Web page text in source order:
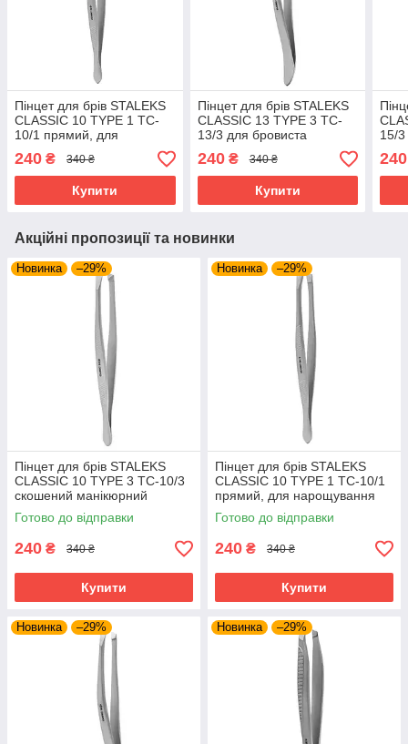
Пінцет для брів STALEKS
CLASSIC 10 TYPE 1 TC-
10/1 прямий, для
нарощування інструмент
Сталекс
240 ₴ 340 ₴
Купити
Пінцет для брів STALEKS
CLASSIC 13 TYPE 3 TC-
13/3 для бровиста
скошений для
нарощування
240₴ 340 ₴
Купити
15/
240
Акційні пропозиції та новинки
Новинка –29%
Пінцет для брів STALEKS
CLASSIC 10 TYPE 3 TC-10/3
скошений манікюрний
інструмент Сталекс для
бровиста мейкап
Готово до відправки
240 ₴ 340 ₴
Купити
Новинка –29%
Пінцет для брів STALEKS
CLASSIC 10 TYPE 1 TC-10/1
прямий, для нарощування
інструмент Сталекс
Готово до відправки
240 ₴ 340 ₴
Купити
Новинка –29% Новинка –29%